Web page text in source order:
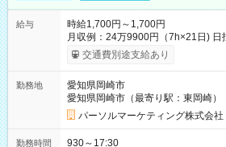
給与
時給1,700円～1,700円
月収例：24万9900円（7h×21日) 日払い、週払いOK（規定有
り） 【試用期間】試用期間なし
交通費別途支給あり
勤務地
愛知県岡崎市
愛知県岡崎市（最寄り駅：東岡崎）
パーソルマーケティング株式会社
勤務時間
930～17:30